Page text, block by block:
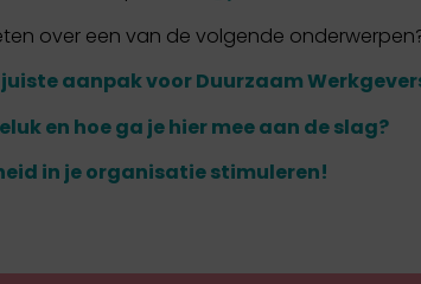
over een van de volgende
aanpak voor Duurzaam
en hoe ga je hier mee aan de slag?
in je organisatie stimuleren!